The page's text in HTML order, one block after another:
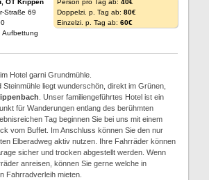
Straße 69
Aufbettung
Doppelzi. p. Tag ab: 80€
Einzelzi. p. Tag ab: 60€
Hotel garni Grundmühle.
Steinmühle liegt wunderschön, direkt im Grünen,
. Unser familiengeführtes Hotel ist ein
für Wanderungen entlang des berühmten
Tag beginnen Sie bei uns mit einem
vom Buffet. Im Anschluss können Sie den nur
Elberadweg aktiv nutzen. Ihre Fahrräder können
sicher und trocken abgestellt werden. Wenn
anreisen, können Sie gerne welche in
Fahrradverleih mieten.